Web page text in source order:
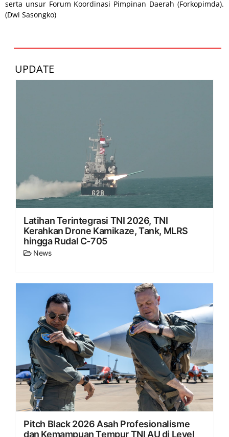
serta unsur Forum Koordinasi Pimpinan Daerah (Forkopimda).
(Dwi Sasongko)
UPDATE
Latihan Terintegrasi TNI 2026, TNI
Kerahkan Drone Kamikaze, Tank, MLRS
hingga Rudal C-705
News
Pitch Black 2026 Asah Profesionalisme
dan Kemampuan Tempur TNI AU di Level